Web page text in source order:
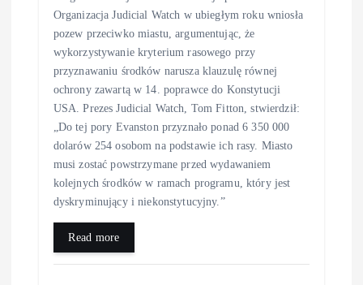
Organizacja Judicial Watch w ubiegłym roku wniosła
pozew przeciwko miastu, argumentując, że
wykorzystywanie kryterium rasowego przy
przyznawaniu środków narusza klauzulę równej
ochrony zawartą w 14. poprawce do Konstytucji
USA. Prezes Judicial Watch, Tom Fitton, stwierdził:
„Do tej pory Evanston przyznało ponad 6 350 000
dolarów 254 osobom na podstawie ich rasy. Miasto
musi zostać powstrzymane przed wydawaniem
kolejnych środków w ramach programu, który jest
dyskryminujący i niekonstytucyjny.”
Read more